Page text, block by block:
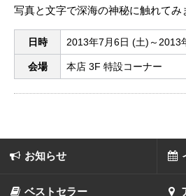
写真と文字で深海の神秘に触れてみ
日時 2013年7月6日 (土)～2013
会場 本店 3F 特設コーナー
お知らせ
ベストセラー